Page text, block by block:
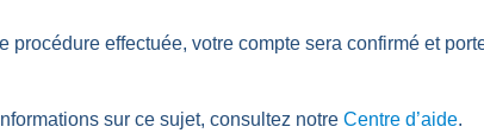
procédure effectuée, votre compte sera confirmé et
sur ce sujet, consultez notre Centre d’aide.